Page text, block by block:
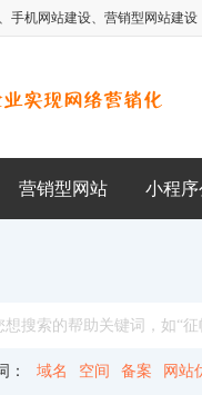
、 手机网站建设、 营销型网站建设
营销型网站 小程
： 域名 空间 备案 网站